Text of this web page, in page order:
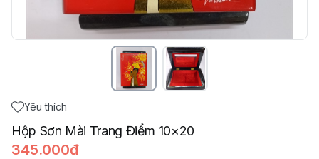
Yêu thích
Hộp Sơn Mài Trang Điểm 10×20
345.000đ